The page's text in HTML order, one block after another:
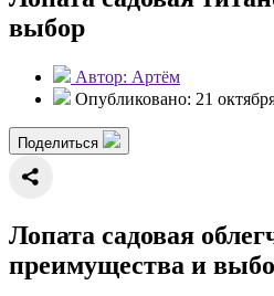
выбор
Автор: Артём
Опубликовано: 21
Поделиться
Лопата садовая
преимущества и